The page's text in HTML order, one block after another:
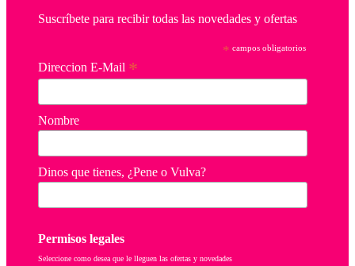
Suscríbete para recibir todas las novedades y ofertas
* campos obligatorios
Direccion E-Mail *
Nombre
Dinos que tienes, ¿Pene o Vulva?
Permisos legales
Seleccione como desea que le lleguen las ofertas y novedades